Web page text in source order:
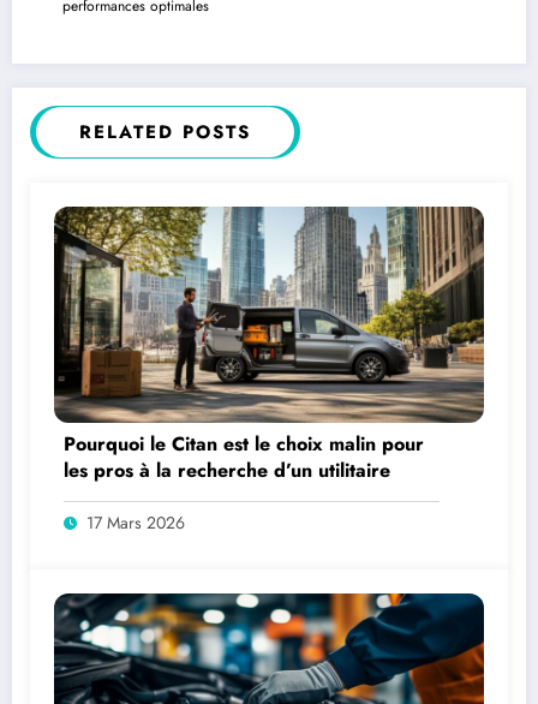
performances optimales
RELATED POSTS
Pourquoi le Citan est le choix malin pour
les pros à la recherche d’un utilitaire
17 Mars 2026